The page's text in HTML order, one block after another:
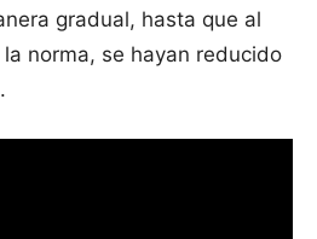
gradual, hasta que al
norma, se hayan reducido